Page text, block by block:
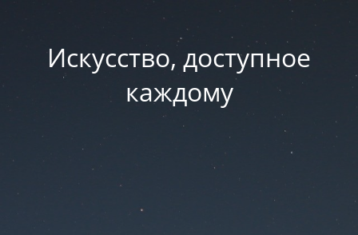
Искусство, доступное
каждому